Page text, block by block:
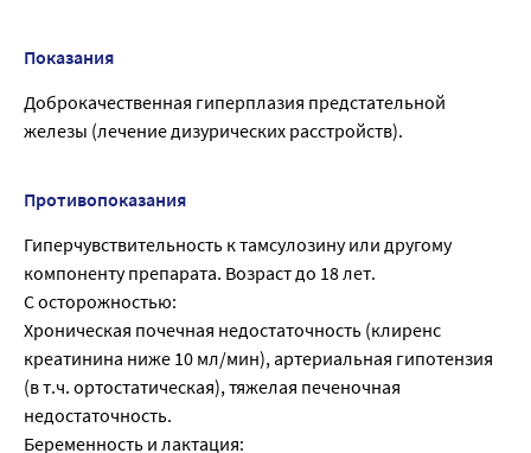
Показания
Доброкачественная гиперплазия предстательной
железы (лечение дизурических расстройств).
Противопоказания
Гиперчувствительность к тамсулозину или другому
компоненту препарата. Возраст до 18 лет.
С осторожностью:
Хроническая почечная недостаточность (клиренс
креатинина ниже 10 мл/мин), артериальная гипотензия
(в т.ч. ортостатическая), тяжелая печеночная
недостаточность.
Беременность и лактация: